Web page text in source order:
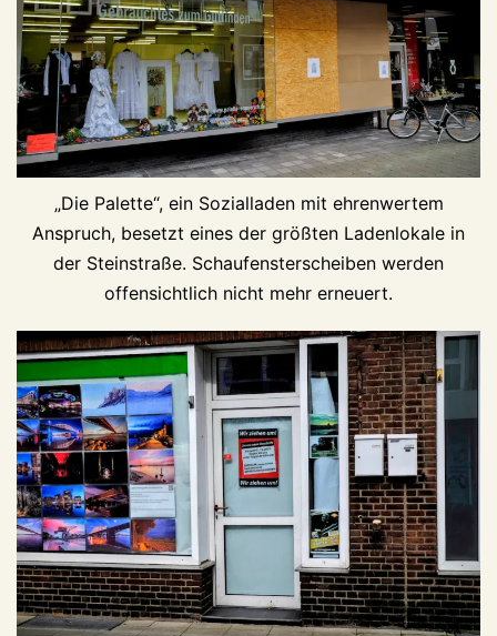
„Die Palette“, ein Sozialladen mit ehrenwertem
Anspruch, besetzt eines der größten Ladenlokale in
der Steinstraße. Schaufensterscheiben werden
offensichtlich nicht mehr erneuert.